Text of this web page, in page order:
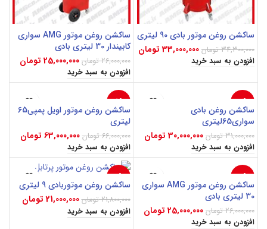
ساکشن روغن موتور بادی 90 لیتری
34,300,000 تومان 33,000,000 تومان
افزودن به سبد خرید
ساکشن روغن موتور AMG سواری
کابیندار 30 لیتری بادی
26,000,000 تومان 25,000,000 تومان
افزودن به سبد خرید
-3%
ساکشن روغن بادی
سواری65لیتری
31,000,000 تومان 30,000,000 تومان
افزودن به سبد خرید
-5%
ساکشن روغن موتور اویل پمپی65
لیتری
66,000,000 تومان 63,000,000 تومان
افزودن به سبد خرید
-4%
ساکشن روغن موتور AMG سواری
30 لیتری بادی
26,000,000 تومان 25,000,000 تومان
افزودن به سبد خرید
-4%
ساکشن روغن موتوربادی 9 لیتری
21,800,000 تومان 21,000,000 تومان
افزودن به سبد خرید